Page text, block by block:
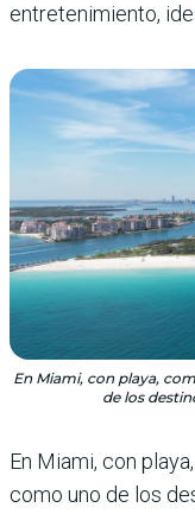
entretenimiento,
En Miami, con playa,
de los
En Miami, con
como uno de los